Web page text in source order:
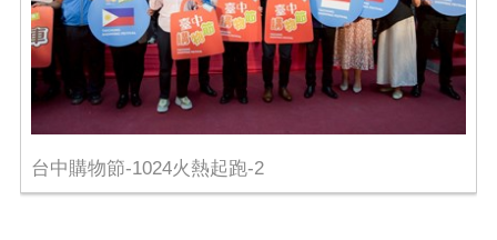
台中購物節-1024火熱起跑-2